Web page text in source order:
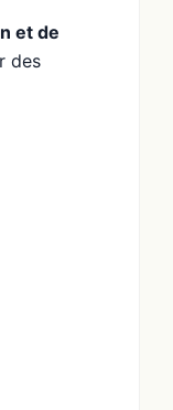
et de
des